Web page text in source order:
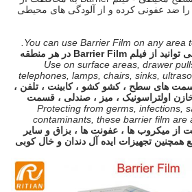
ضد عفونی کرده و از آلودگی های محیطی
You can use Barrier Film on any area
برای جلوگیری از آلودگی می توانید از فیلم Barrier Film در هر منطقه
Use on surface areas, drawer
telephones, lamps, chairs, sinks,
های سطح ، کشو کشو ، کابینت ، تلفن ،
اولتراسونیک ، میز ، صندلی ، قسمت
Protecting from germs, infections,
contaminants, these barrier film
از میکروب ها ، عفونت ها ، بزاق و سایر
همچنین تجهیزات ایده آل دندان و خال کوبی